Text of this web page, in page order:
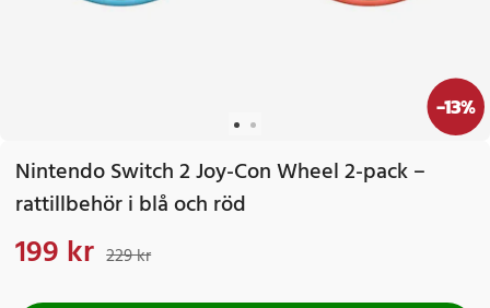
-13%
Nintendo Switch 2 Joy-Con Wheel 2-pack –
rattillbehör i blå och röd
Nuvarande pris
199 kr 229 kr